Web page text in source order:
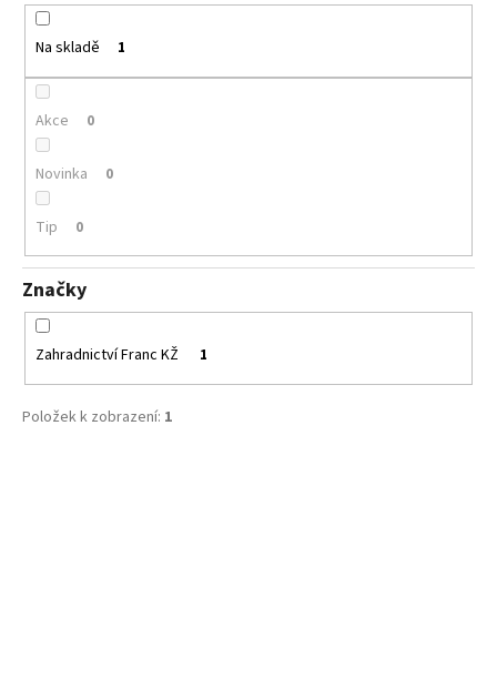
d
Na skladě 1
Akce 0
Novinka 0
Tip 0
Značky
Zahradnictví Franc KŽ 1
Položek k zobrazení: 1
e
m
DIANTHUS
GRATIANOPOLITANUS
RUBÍN
SIVÝ
65
Kč